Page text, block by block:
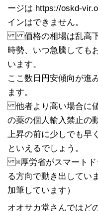
ージは https://oskd-
インはできません。
価格の相場は乱高下
時勢、いつ急騰しても
います。
ここ数日円安傾向が進
ます。
他者より高い場合に
の薬の個人輸入禁止の
上昇の前に少しでも早
といえるでしょう。
※厚労省がスマートド
る方向で動き出してい
加筆しています）
オオサカ堂さんではど